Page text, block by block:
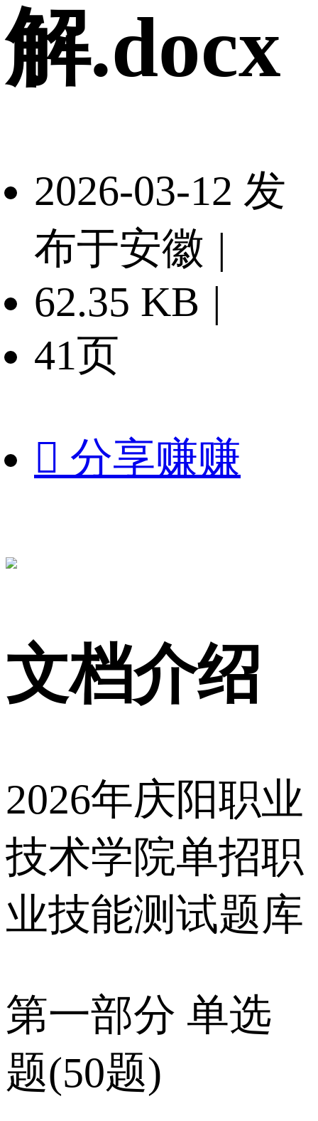
解.docx
2026-03-12 发
布于安徽 |
62.35 KB |
41页
 分享赚赚
文档介绍
2026年庆阳职业
技术学院单招职
业技能测试题库
第一部分 单选
题(50题)